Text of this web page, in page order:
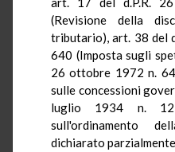
(Revisione della
tributario), art. 38 del
640 (Imposta sugli
26 ottobre 1972 n.
sulle concessioni
luglio 1934 n.
sull'ordinamento
dichiarato